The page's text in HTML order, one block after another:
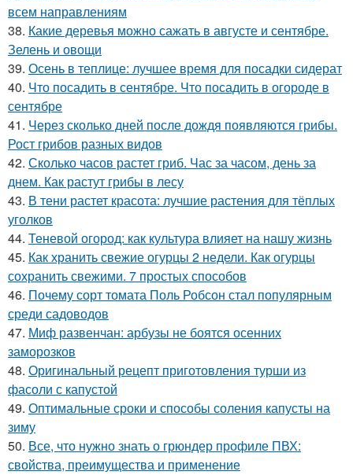
всем направлениям
38. Какие деревья можно сажать в августе и сентябре.
Зелень и овощи
39. Осень в теплице: лучшее время для посадки сидерат
40. Что посадить в сентябре. Что посадить в огороде в
сентябре
41. Через сколько дней после дождя появляются грибы.
Рост грибов разных видов
42. Сколько часов растет гриб. Час за часом, день за
днем. Как растут грибы в лесу
43. В тени растет красота: лучшие растения для тёплых
уголков
44. Теневой огород: как культура влияет на нашу жизнь
45. Как хранить свежие огурцы 2 недели. Как огурцы
сохранить свежими. 7 простых способов
46. Почему сорт томата Поль Робсон стал популярным
среди садоводов
47. Миф развенчан: арбузы не боятся осенних
заморозков
48. Оригинальный рецепт приготовления турши из
фасоли с капустой
49. Оптимальные сроки и способы соления капусты на
зиму
50. Все, что нужно знать о грюндер профиле ПВХ:
свойства, преимущества и применение